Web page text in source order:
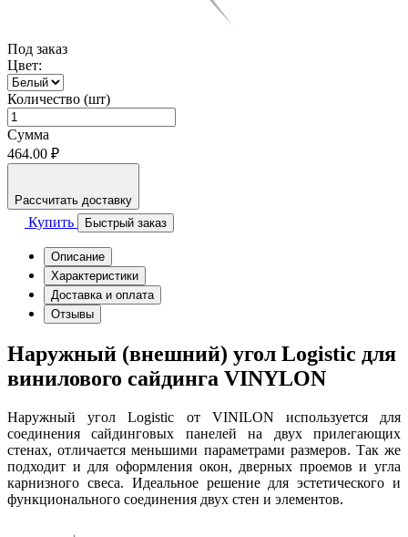
Под заказ
Цвет:
Количество (шт)
Сумма
464.00 ₽
Рассчитать доставку
Купить Быстрый заказ
Описание
Характеристики
Доставка и оплата
Отзывы
Наружный (внешний) угол Logistic для
винилового сайдинга VINYLON
Наружный угол Logistic от VINILON используется для
соединения сайдинговых панелей на двух прилегающих
стенах, отличается меньшими параметрами размеров. Так же
подходит и для оформления окон, дверных проемов и угла
карнизного свеса. Идеальное решение для эстетического и
функционального соединения двух стен и элементов.